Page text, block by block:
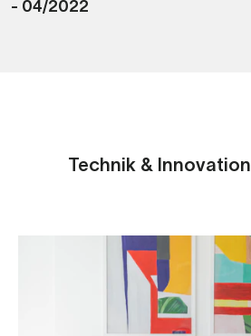
- 04/2022
Technik & Innovation